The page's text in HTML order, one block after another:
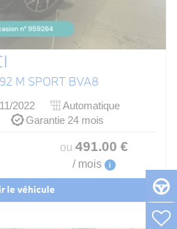
M SPORT BVA8
11/2022
Automatique
Garantie 24 mois
ou 491.00 €
/ mois i
le véhicule